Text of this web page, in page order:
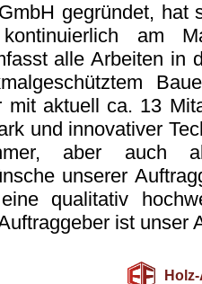
gegründet, hat
am
alle Arbeiten in
mit aktuell ca. 13
und innovativer
aber auch
unserer
qualitativ
ist unser